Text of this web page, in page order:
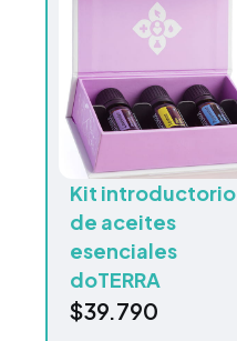
Kit introductorio
de aceites
esenciales
doTERRA
$39.790